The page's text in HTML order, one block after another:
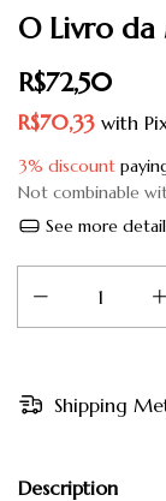
O Livro
R$72,50
R$70,33 with
3% discount
Not combinable
See more
Shipping
Description